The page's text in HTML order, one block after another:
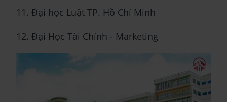
11. Đại học Luật TP. Hồ Chí Minh
12. Đại Học Tài Chính - Marketing